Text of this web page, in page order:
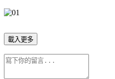
載入更多